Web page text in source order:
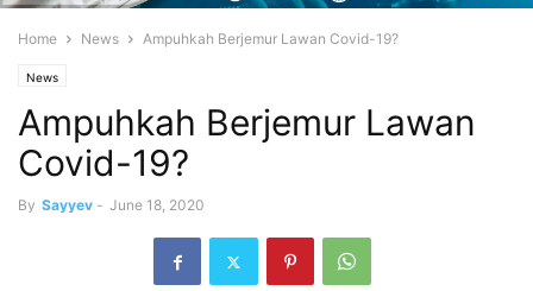
Home News Ampuhkah Berjemur Lawan Covid-19?
News
Ampuhkah Berjemur Lawan
Covid-19?
By Sayyev - June 18, 2020